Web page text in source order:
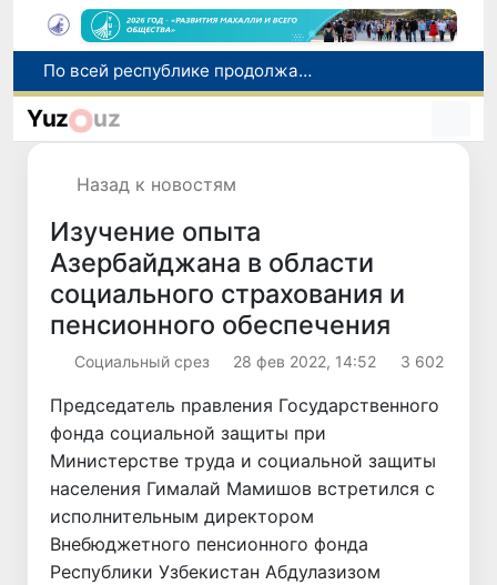
Оказавшийся в сложной ситуации в Германии соотечественник возвращен в Узбекистан
В Узбекистане определили порядок создания и эксплуатации платных автодорог
Yuz uz
Назад к новостям
Изучение опыта
Азербайджана в области
социального страхования и
пенсионного обеспечения
Социальный срез 28 фев 2022, 14:52 3 602
Председатель правления Государственного
фонда социальной защиты при
Министерстве труда и социальной защиты
населения Гималай Мамишов встретился с
исполнительным директором
Внебюджетного пенсионного фонда
Республики Узбекистан Абдулазизом